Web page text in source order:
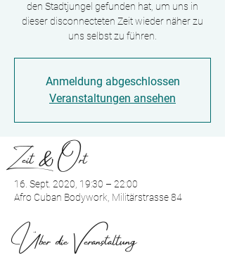
den Stadtjungel gefunden hat, um uns in
dieser disconnecteten Zeit wieder näher zu
uns selbst zu führen.
Anmeldung abgeschlossen
Veranstaltungen ansehen
Zeit & Ort
16. Sept. 2020, 19:30 – 22:00
Afro Cuban Bodywork, Militärstrasse 84
Über die Veranstaltung